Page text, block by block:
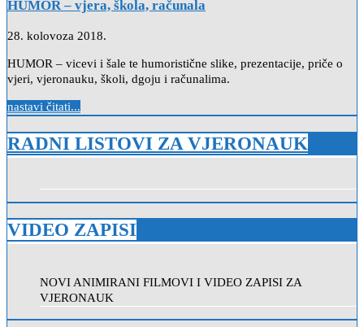
HUMOR – vjera, škola, računala
28. kolovoza 2018.
HUMOR – vicevi i šale te humoristične slike, prezentacije, priče o
vjeri, vjeronauku, školi, dgoju i računalima.
nastavi čitati...
RADNI LISTOVI ZA VJERONAUK
VIDEO ZAPISI
NOVI ANIMIRANI FILMOVI I VIDEO ZAPISI ZA
VJERONAUK